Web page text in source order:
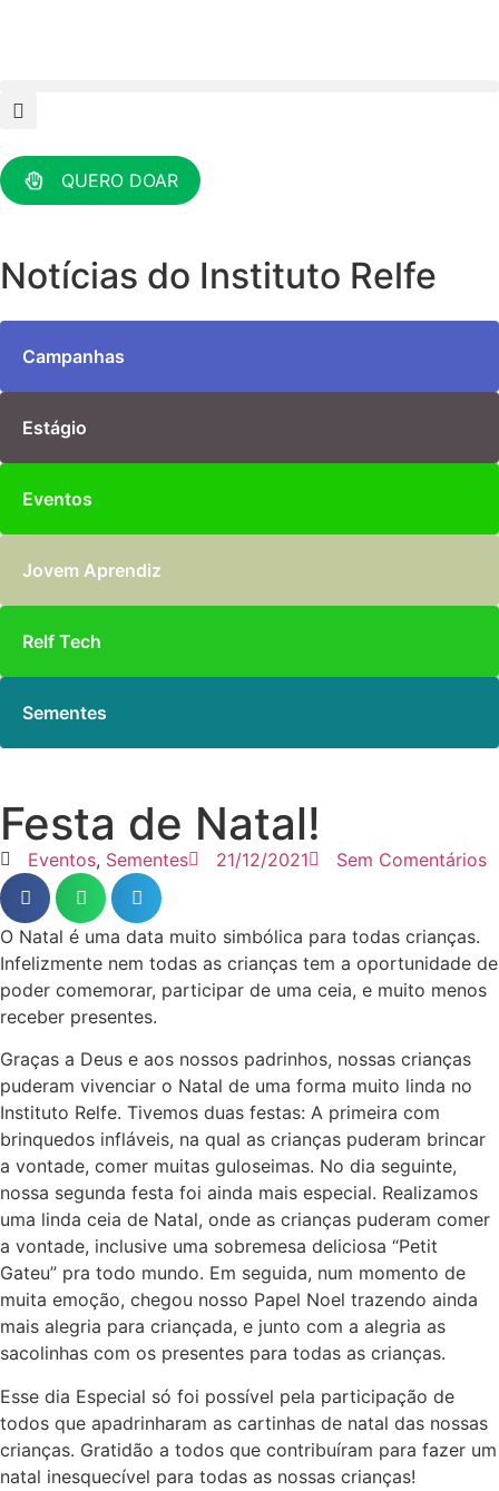
QUERO DOAR
Notícias do Instituto Relfe
Campanhas
Estágio
Eventos
Jovem Aprendiz
Relf Tech
Sementes
Festa de Natal!
Eventos, Sementes 21/12/2021 Sem Comentários
O Natal é uma data muito simbólica para todas crianças.
Infelizmente nem todas as crianças tem a oportunidade de
poder comemorar, participar de uma ceia, e muito menos
receber presentes.
Graças a Deus e aos nossos padrinhos, nossas crianças
puderam vivenciar o Natal de uma forma muito linda no
Instituto Relfe. Tivemos duas festas: A primeira com
brinquedos infláveis, na qual as crianças puderam brincar
a vontade, comer muitas guloseimas. No dia seguinte,
nossa segunda festa foi ainda mais especial. Realizamos
uma linda ceia de Natal, onde as crianças puderam comer
a vontade, inclusive uma sobremesa deliciosa “Petit
Gateu” pra todo mundo. Em seguida, num momento de
muita emoção, chegou nosso Papel Noel trazendo ainda
mais alegria para criançada, e junto com a alegria as
sacolinhas com os presentes para todas as crianças.
Esse dia Especial só foi possível pela participação de
todos que apadrinharam as cartinhas de natal das nossas
crianças. Gratidão a todos que contribuíram para fazer um
natal inesquecível para todas as nossas crianças!